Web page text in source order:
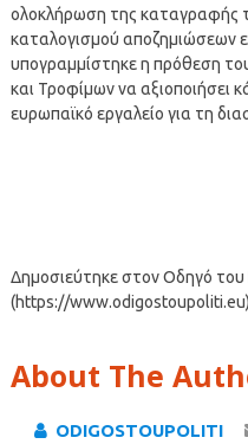
ολοκλήρωση της καταγραφής
καταλογισμού αποζημιώσεων
υπογραμμίστηκε η πρόθεση
και Τροφίμων να αξιοποιήσει
ευρωπαϊκό εργαλείο για τη
Δημοσιεύτηκε στον Οδηγό του
(https://www.odigostoupoliti.eu)
About The
ODIGOSTOUPOLITI